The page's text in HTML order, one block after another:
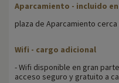
Aparcamiento - incluido
plaza de Aparcamiento cerca
Wifi - cargo adicional
- Wifi disponible en gran
acceso seguro y gratuito a